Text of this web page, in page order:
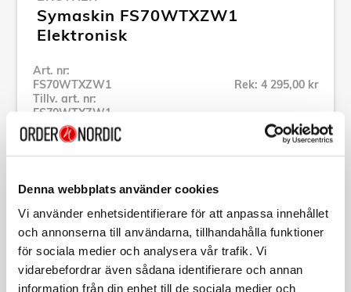
Denna webbplats använder cookies
Vi använder enhetsidentifierare för att anpassa innehållet
och annonserna till användarna, tillhandahålla funktioner
för sociala medier och analysera vår trafik. Vi
vidarebefordrar även sådana identifierare och annan
information från din enhet till de sociala medier och
Symaskin FS70WTXZW1
Elektronisk
Art. nr:
FS70WTXZW1
Tillv. art. nr:
FS70WTXZW1
Rek: 4 295,00 kr
Se alla produkter inom Brother
Specifikation
Beskrivning
Art. nr:FS70WTXZW1